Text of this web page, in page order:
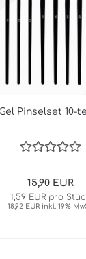
Gel Pinselset 10-
15,90 EUR
1,59 EUR pro
18,92 EUR inkl. 19%